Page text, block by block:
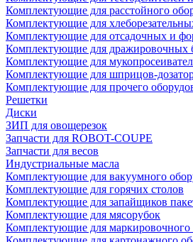
Комплектующие для расстойного
Комплектующие для
Комплектующие для отсадочных и
Комплектующие для дражировочных
Комплектующие для
Комплектующие для шприцов-
Комплектующие для прочего
Решетки
Диски
ЗИП для овощерезок
Запчасти для ROBOT-COUPE
Запчасти для весов
Индустриальные масла
Комплектующие для вакуумного
Комплектующие для горячих столов
Комплектующие для запайщиков
Комплектующие для мясорубок
Комплектующие для маркировочного